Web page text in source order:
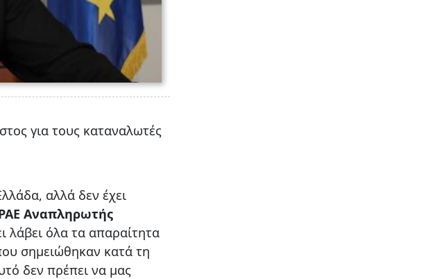
για τους καταναλωτές
αλλά δεν έχει
Αναπληρωτής
λάβει όλα τα απαραίτητα
σημειώθηκαν κατά τη
δεν πρέπει να μας